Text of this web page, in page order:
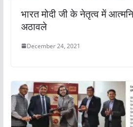
भारत मोदी जी के नेतृत्व में
अठावले
December 24, 2021